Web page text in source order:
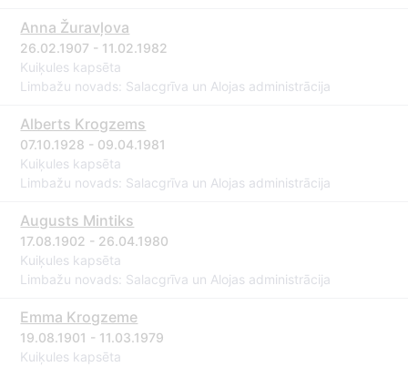
Anna Žuravļova
26.02.1907 - 11.02.1982
Kuiķules kapsēta
Limbažu novads: Salacgrīva un Alojas administrācija
Alberts Krogzems
07.10.1928 - 09.04.1981
Kuiķules kapsēta
Limbažu novads: Salacgrīva un Alojas administrācija
Augusts Mintiks
17.08.1902 - 26.04.1980
Kuiķules kapsēta
Limbažu novads: Salacgrīva un Alojas administrācija
Emma Krogzeme
19.08.1901 - 11.03.1979
Kuiķules kapsēta